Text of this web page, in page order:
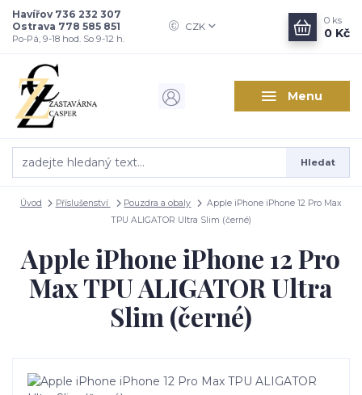
Menu
CZK
Hledat
Havířov 736 232 307
Ostrava 778 585 851
Po-Pá, 9-18 hod. So 9-12 h.
0 ks
0 Kč
Úvod Příslušenství Pouzdra a obaly
Apple iPhone iPhone 12 Pro Max
TPU ALIGATOR Ultra Slim (černé)
Apple iPhone iPhone 12 Pro
Max TPU ALIGATOR Ultra
Slim (černé)